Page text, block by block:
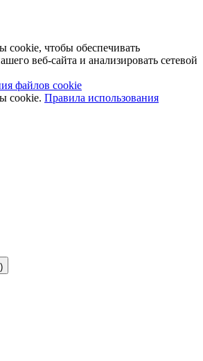
чтобы обеспечивать
веб-сайта и анализировать сетевой
файлов cookie
cookie. Правила использования